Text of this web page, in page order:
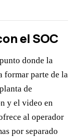
el SOC
donde la
formar parte de la
de
y el video en
al operador
por separado